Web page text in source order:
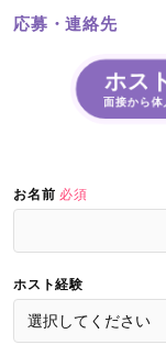
応募・連絡先
ホス
面接から体
お名前 必須
ホスト経験